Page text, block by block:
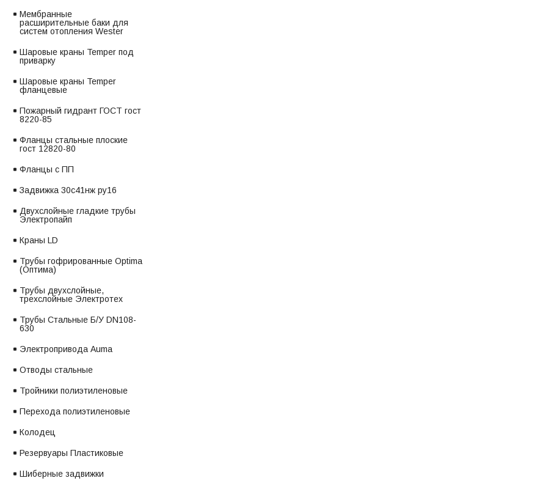
Мембранные
расширительные баки для
систем отопления Wester
Шаровые краны Temper под
приварку
Шаровые краны Temper
фланцевые
Пожарный гидрант ГОСТ гост
8220-85
Фланцы стальные плоские
гост 12820-80
Фланцы с ПП
Задвижка 30с41нж ру16
Двухслойные гладкие трубы
Электропайп
Краны LD
Трубы гофрированные Optima
(Оптима)
Трубы двухслойные,
трехслойные Электротех
Трубы Стальные Б/У DN108-
630
Электропривода Auma
Отводы стальные
Тройники полиэтиленовые
Перехода полиэтиленовые
Колодец
Резервуары Пластиковые
Шиберные задвижки